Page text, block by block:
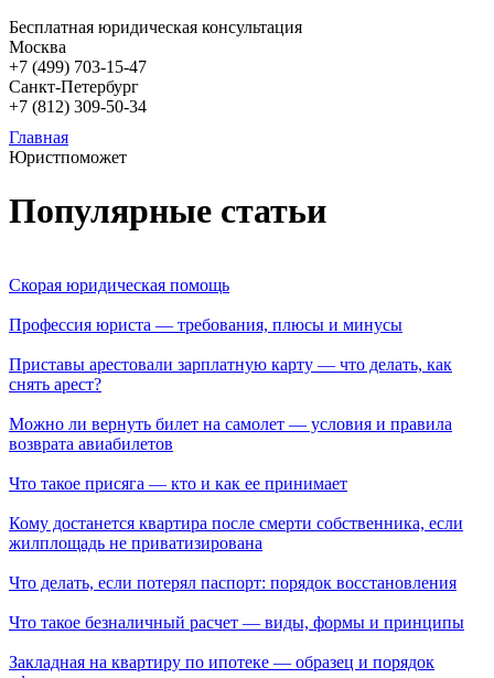
Бесплатная юридическая консультация
Москва
+7 (499) 703-15-47
Санкт-Петербург
+7 (812) 309-50-34
Главная
Юристпоможет
Популярные статьи
Скорая юридическая помощь
Профессия юриста — требования, плюсы и минусы
Приставы арестовали зарплатную карту — что делать, как
снять арест?
Можно ли вернуть билет на самолет — условия и правила
возврата авиабилетов
Что такое присяга — кто и как ее принимает
Кому достанется квартира после смерти собственника, если
жилплощадь не приватизирована
Что делать, если потерял паспорт: порядок восстановления
Что такое безналичный расчет — виды, формы и принципы
Закладная на квартиру по ипотеке — образец и порядок